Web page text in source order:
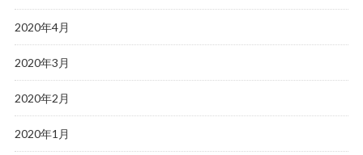
2020年4月
2020年3月
2020年2月
2020年1月